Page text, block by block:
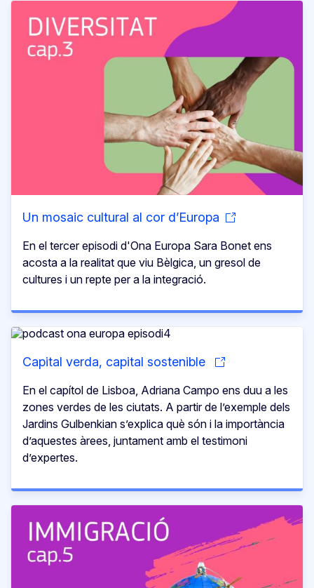
Un mosaic cultural al cor d’Europa
En el tercer episodi d'Ona Europa Sara Bonet ens
acosta a la realitat que viu Bèlgica, un gresol de
cultures i un repte per a la integració.
Capital verda, capital sostenible
En el capítol de Lisboa, Adriana Campo ens duu a les
zones verdes de les ciutats. A partir de l’exemple dels
Jardins Gulbenkian s’explica què són i la importància
d’aquestes àrees, juntament amb el testimoni
d’expertes.